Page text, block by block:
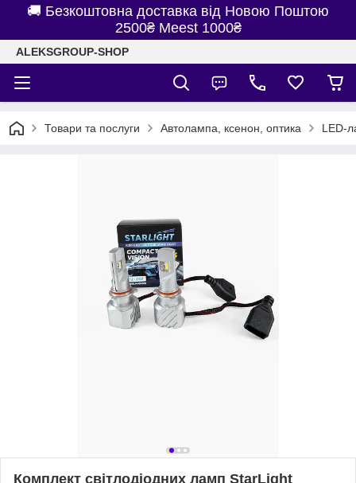
🚚 Безкоштовна доставка від Новою Поштою
2500₴ Meest 1000₴
ALEKSGROUP-SHOP
Товари та послуги Автолампа, ксенон, оптика LED-
Комплект світлодіодних ламп StarLight